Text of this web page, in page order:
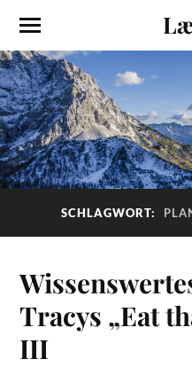
SCHLAGWORT:
Tracys „Eat
III